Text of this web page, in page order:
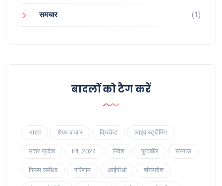
समचार (1)
बादलों को टैग करें
भारत शेयर बाजार क्रिकेट लाइव स्ट्रीमिंग
उत्तर प्रदेश IPL 2024 निवेश फुटबॉल संन्यास
फिल्म समीक्षा परिणाम आईपीओ बांग्लादेश